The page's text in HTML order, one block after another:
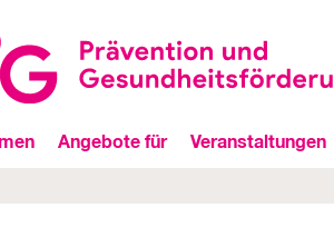
Angebote für Veranstaltungen